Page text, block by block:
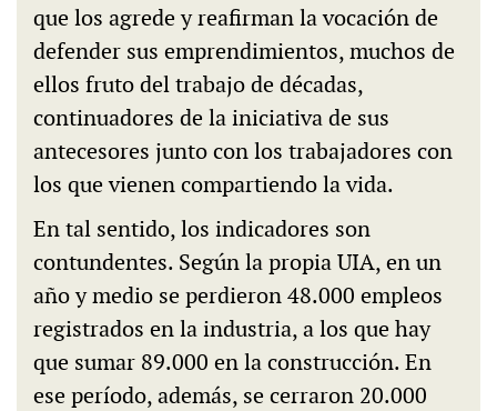
que los agrede y reafirman la vocación de
defender sus emprendimientos, muchos de
ellos fruto del trabajo de décadas,
continuadores de la iniciativa de sus
antecesores junto con los trabajadores con
los que vienen compartiendo la vida.
En tal sentido, los indicadores son
contundentes. Según la propia UIA, en un
año y medio se perdieron 48.000 empleos
registrados en la industria, a los que hay
que sumar 89.000 en la construcción. En
ese período, además, se cerraron 20.000